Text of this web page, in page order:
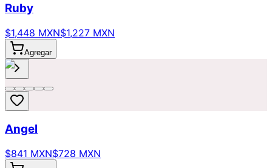
Ruby
$1,448 MXN$1,227 MXN
Agregar
Angel
$841 MXN$728 MXN